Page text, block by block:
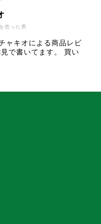
売った男
ャキオによる商品レビ
で書いてます。 買い